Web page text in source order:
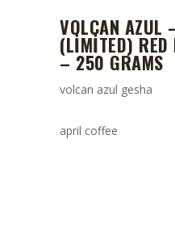
VOLCAN AZUL
(LIMITED) RED
– 250 GRAMS
volcan azul gesha
april coffee